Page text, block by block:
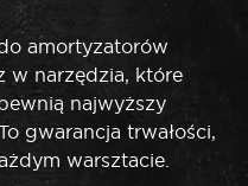
amortyzatorów
w narzędzia, które
najwyższy
gwarancja trwałości,
warsztacie.